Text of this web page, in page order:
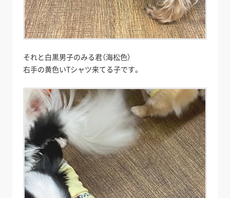
それと白黒男子のみる君（海松色）
右手の黄色いTシャツ来てる子です。